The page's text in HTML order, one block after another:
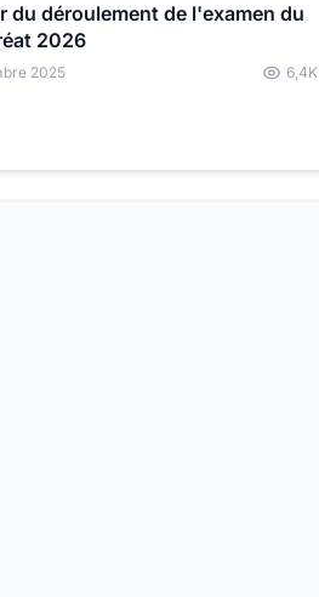
du déroulement de l'examen du
2026
2025 6,4K